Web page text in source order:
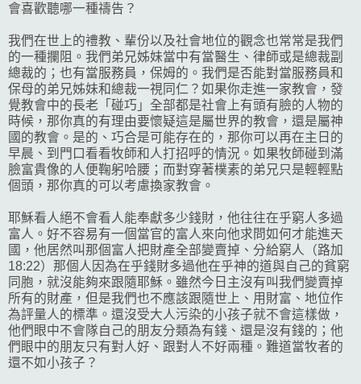
會喜歡聽哪一種禱告？
我們在世上的禮教、輩份以及社會地位的觀念也常常是我們
的一種攔阻。我們弟兄姊妹當中有當醫生、律師或是總裁副
總裁的；也有當服務員，保姆的。我們是否能對當服務員和
保母的弟兄姊妹和總裁一視同仁？如果你走進一家教會，發
覺教會中的長老「碰巧」全部都是社會上有頭有臉的人物的
時候，那你真的有理由要懷疑這是屬世界的教會，還是屬神
國的教會。是的、巧合是可能存在的，那你可以再在主日的
早晨、到門口看看牧師和人打招呼的情況。如果牧師碰到滿
臉富貴像的人便鞠躬哈腰；而對穿著樸素的弟兄只是輕輕點
個頭，那你真的可以考慮換家教會。
耶穌看人絕不會看人能奉獻多少錢財，他往往在乎窮人多過
富人。好不容易有一個當官的富人來向他求問如何才能進天
國，他居然叫那個富人把財產全部變賣掉、分給窮人（路加
18:22）那個人因為在乎錢財多過他在乎神的道與自己的貧窮
同胞，就沒能夠來跟隨耶穌。雖然今日主沒有叫我們變賣掉
所有的財產，但是我們也不應該跟隨世上、用財富、地位作
為評量人的標準。還沒受大人污染的小孩子就不會這樣做，
他們眼中不會隊自己的朋友分類為有錢、還是沒有錢的；他
們眼中的朋友只有對人好、跟對人不好兩種。難道當牧者的
還不如小孩子？